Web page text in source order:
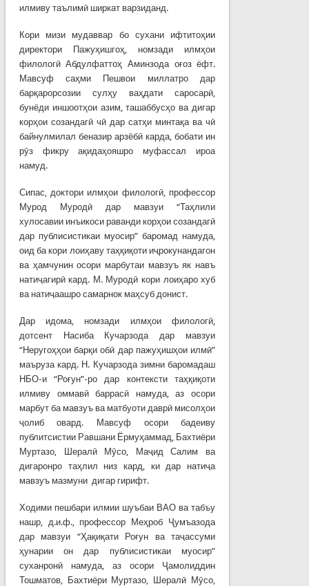
илмиву таълимӣ ширкат варзиданд.
Кори мизи мудаввар бо сухани ифтитоҳии
директори Пажуҳишгоҳ, номзади илмҳои
филологӣ Абдулфаттоҳ Аминзода оғоз ёфт.
Мавсуф саҳми Пешвои миллатро дар
барқарорсозии сулҳу ваҳдати саросарӣ,
бунёди иншоотҳои азим, ташаббусҳо ва дигар
корҳои созандагӣ чӣ дар сатҳи минтақа ва чӣ
байнулмилал беназир арзёбӣ карда, бобати ин
рӯз фикру ақидаҳояшро муфассал ироа
намуд.
Сипас, доктори илмҳои филологӣ, профессор
Мурод Муродӣ дар мавзуи “Таҳлили
хулосавии инъикоси раванди корҳои созандагӣ
дар публисистикаи муосир” баромад намуда,
оид ба кори лоиҳаву таҳқиқоти иҷрокунандагон
ва ҳамчунин осори марбутаи мавзуъ як навъ
натиҷагирӣ кард. М. Муродӣ кори лоиҳаро хуб
ва натиҷаашро самарнок маҳсуб донист.
Дар идома, номзади илмҳои филологӣ,
дотсент Насиба Кучарзода дар мавзуи
“Неругоҳҳои барқи обӣ дар пажуҳишҳои илмӣ”
маъруза кард. Н. Кучарзода зимни баромадаш
НБО-и “Роғун”-ро дар контексти таҳқиқоти
илмиву оммавӣ баррасӣ намуда, аз осори
марбут ба мавзуъ ва матбуоти даврӣ мисолҳои
ҷолиб овард. Мавсуф осори бадеиву
публитсистии Равшани Ёрмуҳаммад, Бахтиёри
Муртазо, Шералӣ Мӯсо, Маҷид Салим ва
дигаронро таҳлил низ кард, ки дар натиҷа
мавзуъ мазмуни дигар гирифт.
Ходими пешбари илмии шуъбаи ВАО ва табъу
нашр, д.и.ф., профессор Меҳроб Ҷумъазода
дар мавзуи “Ҳақиқати Роғун ва таҷассуми
ҳунарии он дар публисистикаи муосир”
суханронӣ намуда, аз осори Ҷамолиддин
Тошматов, Бахтиёри Муртазо, Шералӣ Мӯсо,